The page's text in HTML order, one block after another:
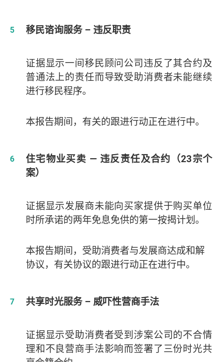
移民谘询服务 – 违反职责
证据显示一间移民顾问公司违反了其合约及
普通法上的责任而导致受助消费者未能继续
进行移民程序。
本报告期间，有关的跟进行动正在进行中。
住宅物业买卖 — 违反责任及合约（23宗个
案）
证据显示发展商未能向买家提供于购买单位
时所承诺的两年免息免供的第一按揭计划。
本报告期间，受助消费者与发展商达成和解
协议，有关协议的跟进行动正在进行中。
共享时光服务 – 威吓性营商手法
证据显示受助消费者受到涉案公司的不合情
理和不良营商手法影响而签署了三份时光共